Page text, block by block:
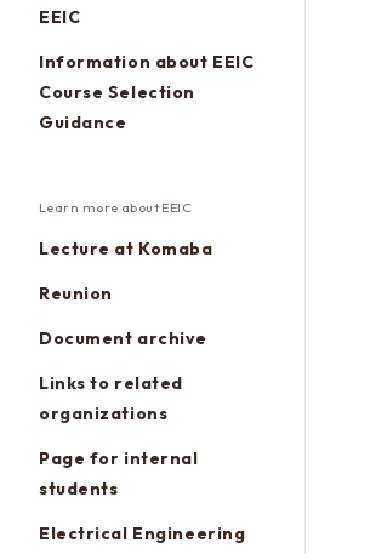
EEIC
Information about EEIC
Course Selection
Guidance
Learn more about EEIC
Lecture at Komaba
Reunion
Document archive
Links to related
organizations
Page for internal
students
Electrical Engineering